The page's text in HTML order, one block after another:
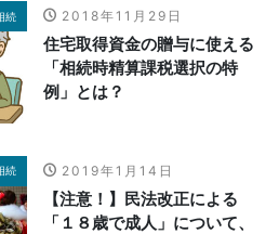
続 2018年11月29日
住宅取得資金の贈与に使える
「相続時精算課税選択の特
例」とは？
続 2019年1月14日
【注意！】民法改正による
「１８歳で成人」について、